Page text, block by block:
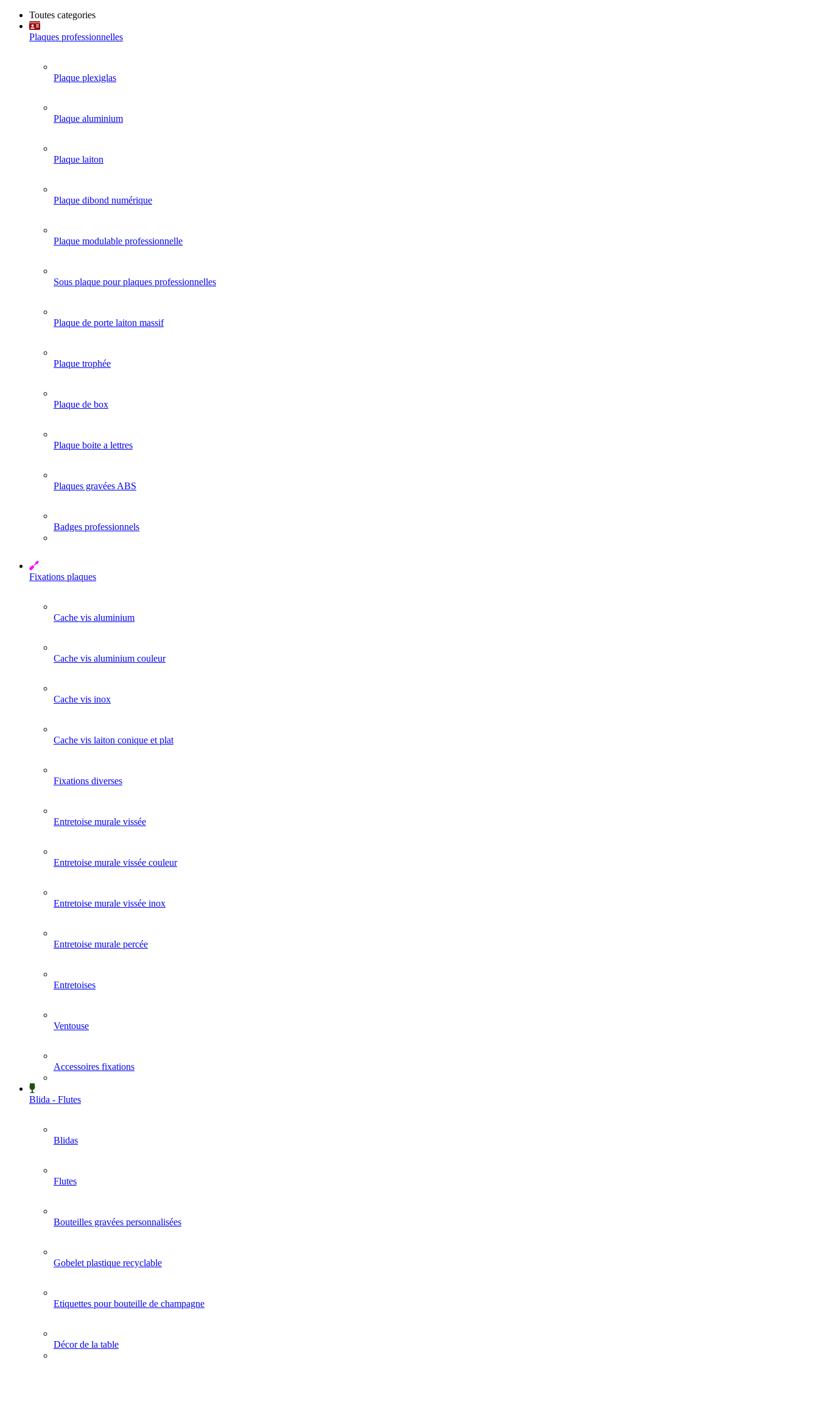
Toutes categories
Plaques professionnelles
Plaque plexiglas
Plaque aluminium
Plaque laiton
Plaque dibond numérique
Plaque modulable professionnelle
Sous plaque pour plaques professionnelles
Plaque de porte laiton massif
Plaque trophée
Plaque de box
Plaque boite a lettres
Plaques gravées ABS
Badges professionnels
Fixations plaques
Cache vis aluminium
Cache vis aluminium couleur
Cache vis inox
Cache vis laiton conique et plat
Fixations diverses
Entretoise murale vissée
Entretoise murale vissée couleur
Entretoise murale vissée inox
Entretoise murale percée
Entretoises
Ventouse
Accessoires fixations
Blida - Flutes
Blidas
Flutes
Bouteilles gravées personnalisées
Gobelet plastique recyclable
Etiquettes pour bouteille de champagne
Décor de la table